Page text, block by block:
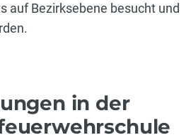
auf Bezirksebene besucht und
in der